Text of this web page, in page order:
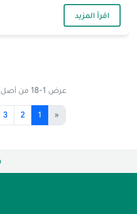
اقرأ المزيد— زيارة ثانوية سابا زريق
عرض 1-18 من أصل 37 خبر
«
1
2
3